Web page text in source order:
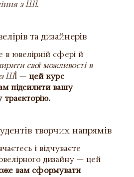
з ШІ.
ювелірній сфері й
свої можливості в
ШІ — цей курс
підсилити вашу
та дизайнерів
і відчуваєте
дизайну — цей
вам сформувати
творчих напрямів